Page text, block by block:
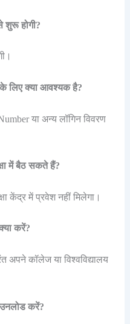
शुरू होगी?
लिए क्या आवश्यक है?
या अन्य लॉगिन विवरण
में बैठ सकते हैं?
केंद्र में प्रवेश नहीं मिलेगा।
करें?
अपने कॉलेज या विश्वविद्यालय
करें?